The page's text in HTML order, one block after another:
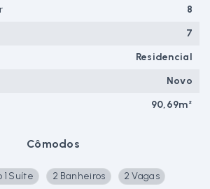
Cômodos
1 Suíte 2 Banheiros 2 Vagas
8
7
Residencial
Novo
90,69m²